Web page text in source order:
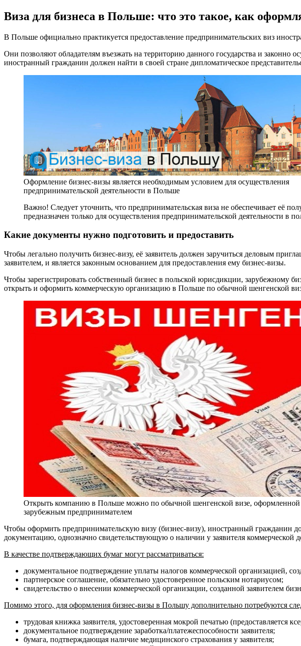
Виза для бизнеса в Польше: что это такое, как
В Польше официально практикуется предоставление предпринимательских виз
Они позволяют обладателям въезжать на территорию данного государства и законно
иностранный гражданин должен найти в своей стране дипломатическое
Оформление бизнес-визы является необходимым условием для осуществления
предпринимательской деятельности в Польше
Важно! Следует уточнить, что предпринимательская виза не обеспечивает её
предназначен только для осуществления предпринимательской деятельности в
Какие документы нужно подготовить и предоставить
Чтобы легально получить бизнес-визу, её заявитель должен заручиться деловым
заявителем, и является законным основанием для предоставления ему бизнес-визы.
Чтобы зарегистрировать собственный бизнес в польской юрисдикции, зарубежному
открыть и оформить коммерческую организацию в Польше по обычной шенгенской
Открыть компанию в Польше можно по обычной шенгенской визе, оформленной
зарубежным предпринимателем
Чтобы оформить предпринимательскую визу (бизнес-визу), иностранный гражданин
документацию, однозначно свидетельствующую о наличии у заявителя коммерческой
В качестве подтверждающих бумаг могут рассматриваться:
документальное подтверждение уплаты налогов коммерческой организацией,
партнерское соглашение, обязательно удостоверенное польским нотариусом;
свидетельство о внесении коммерческой организации, созданной заявителем
Помимо этого, для оформления бизнес-визы в Польшу дополнительно потребуются
трудовая книжка заявителя, удостоверенная мокрой печатью (предоставляется
документальное подтверждение заработка/платежеспособности заявителя;
бумага, подтверждающая наличие медицинского страхования у заявителя;